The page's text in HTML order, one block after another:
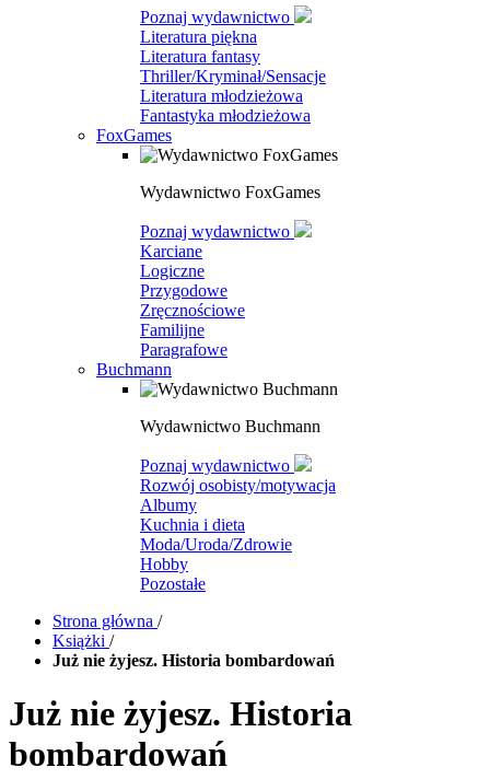
Poznaj wydawnictwo
Literatura piękna
Literatura fantasy
Thriller/Kryminał/Sensacje
Literatura młodzieżowa
Fantastyka młodzieżowa
FoxGames
Wydawnictwo FoxGames
Poznaj wydawnictwo
Karciane
Logiczne
Przygodowe
Zręcznościowe
Familijne
Paragrafowe
Buchmann
Wydawnictwo Buchmann
Poznaj wydawnictwo
Rozwój osobisty/motywacja
Albumy
Kuchnia i dieta
Moda/Uroda/Zdrowie
Hobby
Pozostałe
Strona główna /
Książki /
Już nie żyjesz. Historia bombardowań
Już nie żyjesz. Historia
bombardowań